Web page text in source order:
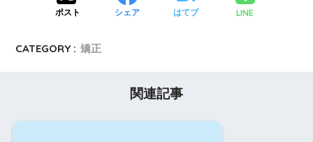
ポスト シェア はてブ LINE
CATEGORY : 矯正
関連記事